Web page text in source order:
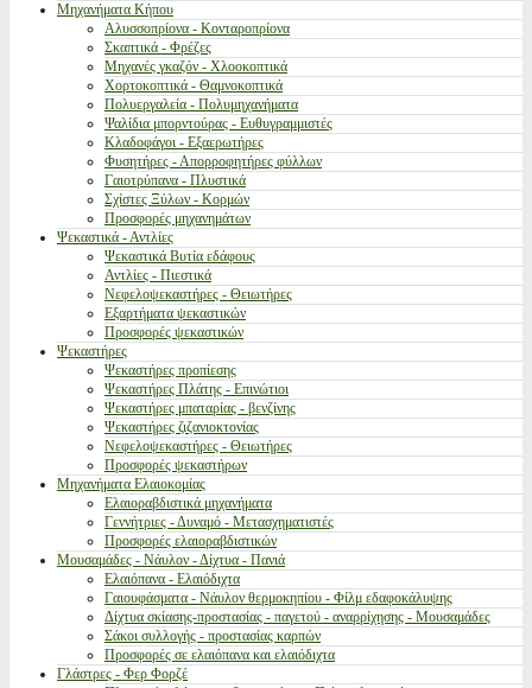
Μηχανήματα Κήπου
Αλυσσοπρίονα - Κονταροπρίονα
Σκαπτικά - Φρέζες
Μηχανές γκαζόν - Χλοοκοπτικά
Χορτοκοπτικά - Θαμνοκοπτικά
Πολυεργαλεία - Πολυμηχανήματα
Ψαλίδια μπορντούρας - Ευθυγραμμιστές
Κλαδοφάγοι - Εξαερωτήρες
Φυσητήρες - Απορροφητήρες φύλλων
Γαιοτρύπανα - Πλυστικά
Σχίστες Ξύλων - Κορμών
Προσφορές μηχανημάτων
Ψεκαστικά - Αντλίες
Ψεκαστικά Βυτία εδάφους
Αντλίες - Πιεστικά
Νεφελοψεκαστήρες - Θειωτήρες
Εξαρτήματα ψεκαστικών
Προσφορές ψεκαστικών
Ψεκαστήρες
Ψεκαστήρες προπίεσης
Ψεκαστήρες Πλάτης - Επινώτιοι
Ψεκαστήρες μπαταρίας - βενζίνης
Ψεκαστήρες ζιζανιοκτονίας
Νεφελοψεκαστήρες - Θειωτήρες
Προσφορές ψεκαστήρων
Μηχανήματα Ελαιοκομίας
Ελαιοραβδιστικά μηχανήματα
Γεννήτριες - Δυναμό - Μετασχηματιστές
Προσφορές ελαιοραβδιστικών
Μουσαμάδες - Νάυλον - Δίχτυα - Πανιά
Ελαιόπανα - Ελαιόδιχτα
Γαιουφάσματα - Νάυλον θερμοκηπίου - Φίλμ εδαφοκάλυψης
Δίχτυα σκίασης-προστασίας - παγετού - αναρρίχησης - Μουσαμάδες
Σάκοι συλλογής - προστασίας καρπών
Προσφορές σε ελαιόπανα και ελαιόδιχτα
Γλάστρες - Φερ Φορζέ